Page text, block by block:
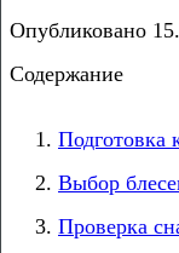
Опубликовано
Содержание
Подготовка
Выбор
Проверка